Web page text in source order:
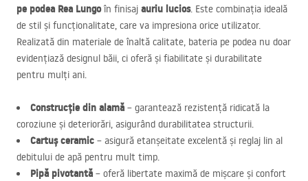
pe podea Rea Lungoîn finisaj auriu lucios. Este combinația ideală
de stil și funcționalitate, care va impresiona orice utilizator.
Realizată din materiale de înaltă calitate, bateria pe podea nu doar
evidențiază designul băii, ci oferă și fiabilitate și durabilitate
pentru mulți ani.
Construcție din alamă – garantează rezistență ridicată la
coroziune și deteriorări, asigurând durabilitatea structurii.
Cartuș ceramic – asigură etanșeitate excelentă și reglaj lin al
debitului de apă pentru mult timp.
Pipă pivotantă – oferă libertate maximă de mișcare și confort